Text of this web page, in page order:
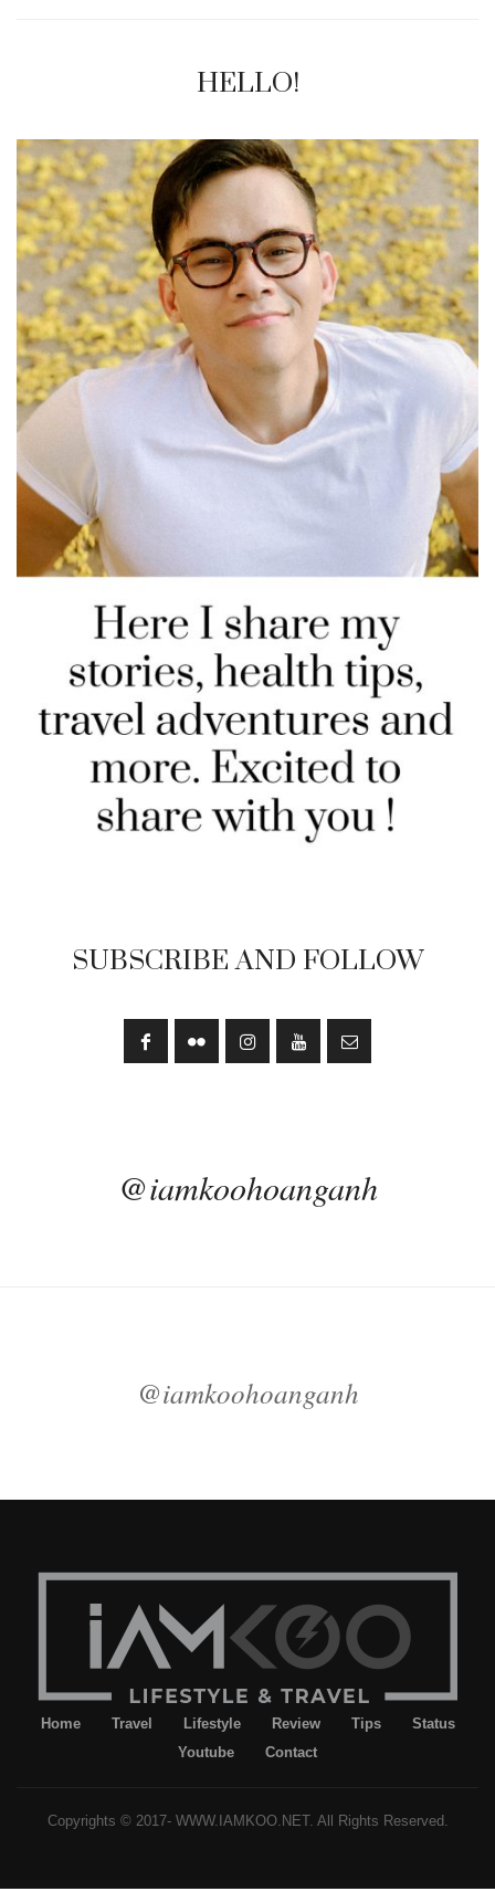
HELLO!
SUBSCRIBE AND FOLLOW
@iamkoohoanganh
@iamkoohoanganh
Home Travel Lifestyle Review Tips
Status
Youtube
Contact
Copyrights © 2017- WWW.IAMKOO.NET. All Rights Reserved.